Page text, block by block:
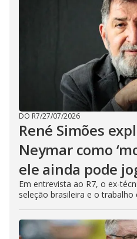
DO R7/27/07/2026
René Simões
Neymar como
ele ainda pode
Em entrevista ao R7, o ex-
seleção brasileira e o trabalho